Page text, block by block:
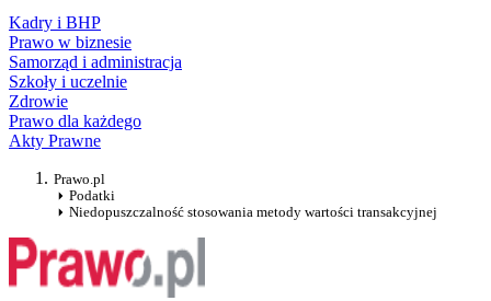
Kadry i BHP
Prawo w biznesie
Samorząd i administracja
Szkoły i uczelnie
Zdrowie
Prawo dla każdego
Akty Prawne
Prawo.pl
Podatki
Niedopuszczalność stosowania metody wartości transakcyjnej